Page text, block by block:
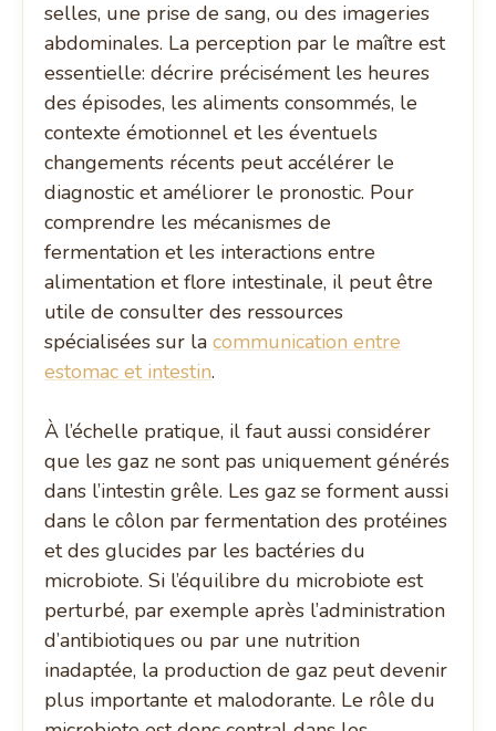
selles, une prise de sang, ou des imageries
abdominales. La perception par le maître est
essentielle: décrire précisément les heures
des épisodes, les aliments consommés, le
contexte émotionnel et les éventuels
changements récents peut accélérer le
diagnostic et améliorer le pronostic. Pour
comprendre les mécanismes de
fermentation et les interactions entre
alimentation et flore intestinale, il peut être
utile de consulter des ressources
spécialisées sur lacommunication entre
estomac et intestin.
À l’échelle pratique, il faut aussi considérer
que les gaz ne sont pas uniquement générés
dans l’intestin grêle. Les gaz se forment aussi
dans le côlon par fermentation des protéines
et des glucides par les bactéries du
microbiote. Si l’équilibre du microbiote est
perturbé, par exemple après l’administration
d’antibiotiques ou par une nutrition
inadaptée, la production de gaz peut devenir
plus importante et malodorante. Le rôle du